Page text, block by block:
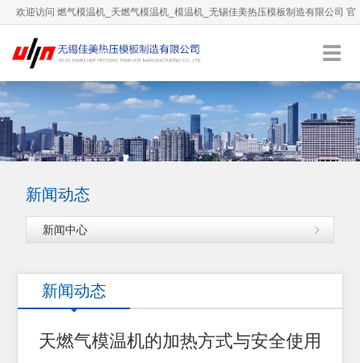
欢迎访问 燃气模温机_天燃气模温机_模温机_无锡佳美热压模板制造有限公司 官
方网站！
服务热线：0510-66892036 加入收藏
新闻动态
新闻中心
新闻动态
天燃气模温机的加热方式与安全使用